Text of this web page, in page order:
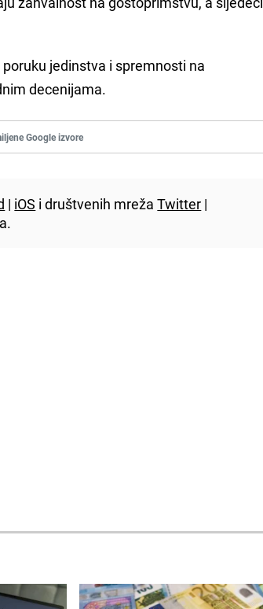
jedinstva i spremnosti na
decenijama.
Google izvore
| iOS i društvenih mrežaTwitter |